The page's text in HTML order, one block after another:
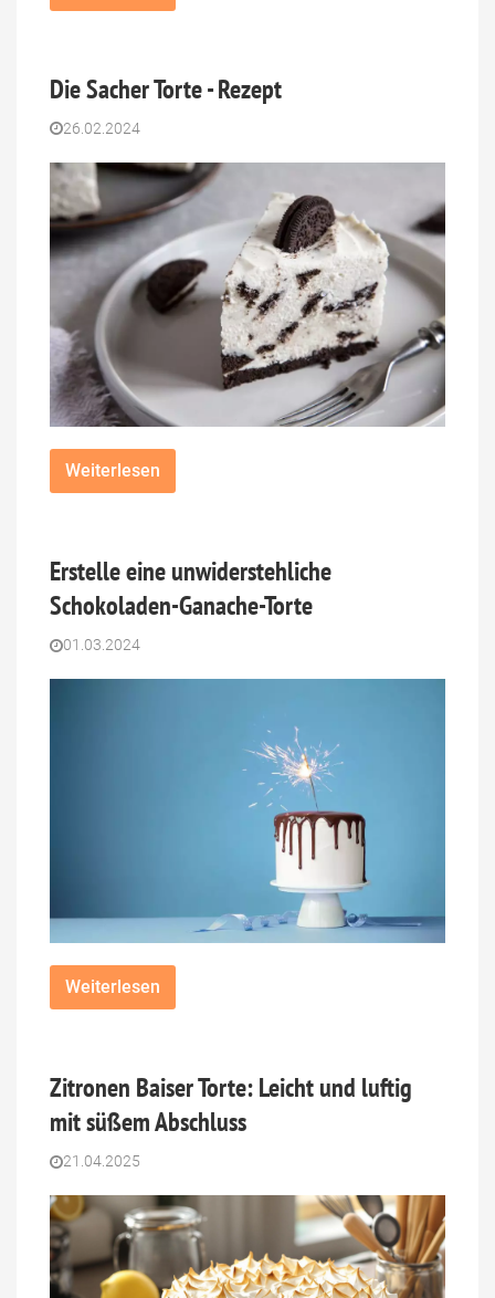
Die Sacher Torte - Rezept
26.02.2024
Weiterlesen
Erstelle eine unwiderstehliche
Schokoladen-Ganache-Torte
01.03.2024
Weiterlesen
Zitronen Baiser Torte: Leicht und luftig
mit süßem Abschluss
21.04.2025